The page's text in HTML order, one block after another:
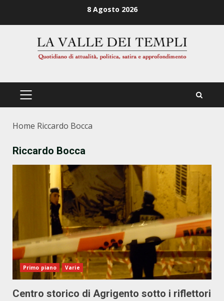
8 Agosto 2026
PRIMÄRES
Home Riccardo Bocca
Riccardo Bocca
Primo piano Varie
Centro storico di Agrigento sotto i riflettori